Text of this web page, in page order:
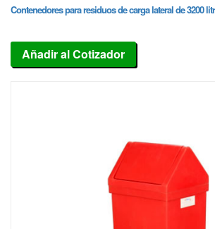
Contenedores para residuos de carga lateral de 3200
Añadir al Cotizador